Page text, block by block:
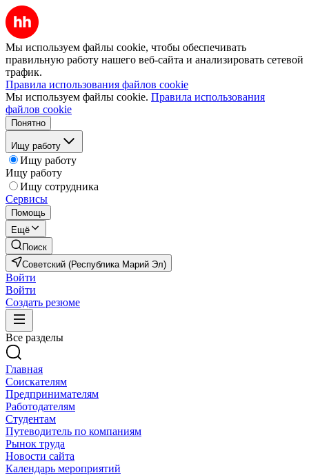
Мы используем файлы cookie, чтобы обеспечивать
правильную работу нашего веб-сайта и анализировать сетевой
трафик.
Правила использования файлов cookie
Мы используем файлы cookie. Правила использования
файлов cookie
Понятно
Ищу работу
Ищу работу
Ищу работу
Ищу сотрудника
Сервисы
Помощь
Ещё
Поиск
Советский (Республика Марий Эл)
Войти
Войти
Создать резюме
Все разделы
Главная
Соискателям
Предпринимателям
Работодателям
Студентам
Путеводитель по компаниям
Рынок труда
Новости сайта
Календарь мероприятий